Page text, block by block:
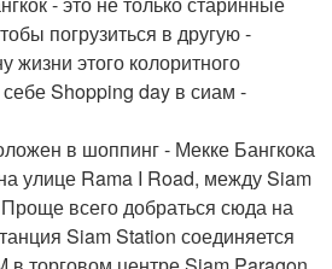
погрузиться в другую -
жизни этого колоритного
Shopping day в сиам -
в шоппинг - Мекке Бангкока
улице Rama I Road, между Siam
всего добраться сюда на
Siam Station соединяется